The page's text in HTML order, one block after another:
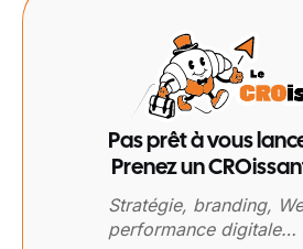
Pas prêt à vous
Prenez un
Stratégie, branding,
performance digitale…